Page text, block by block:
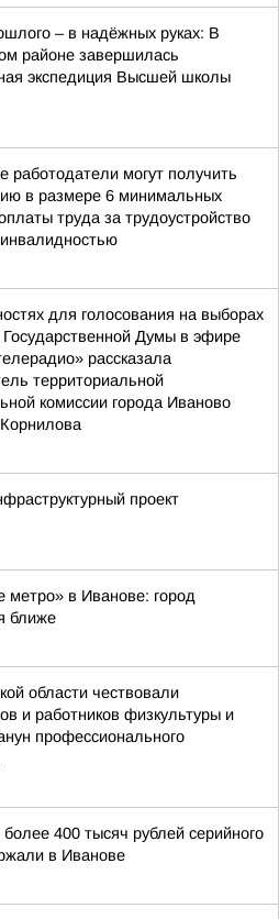
– в надёжных руках: В
районе завершилась
экспедиция Высшей школы
работодатели могут получить
в размере 6 минимальных
труда за трудоустройство
для голосования на выборах
Государственной Думы в эфире
рассказала
территориальной
комиссии города Иваново
проект
метро» в Иванове: город
ближе
области чествовали
и работников физкультуры и
профессионального
400 тысяч рублей серийного
в Иванове